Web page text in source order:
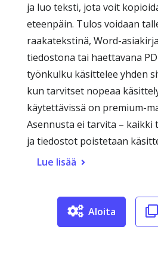
ja luo teksti, jota voit
eteenpäin. Tulos voidaan
raakatekstinä, Word-
tiedostona tai haettavana
työnkulku käsittelee yhden
kun tarvitset nopeaa
käytettävissä on premium-
Asennusta ei tarvita – kaikki
ja tiedostot poistetaan
Lue lisää
Aloita